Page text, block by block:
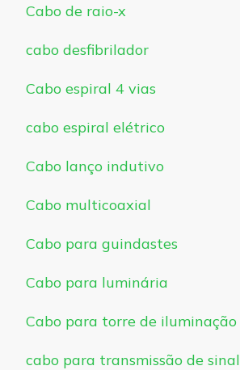
Cabo de raio-x
cabo desfibrilador
Cabo espiral 4 vias
cabo espiral elétrico
Cabo lanço indutivo
Cabo multicoaxial
Cabo para guindastes
Cabo para luminária
Cabo para torre de iluminação
cabo para transmissão de sinal